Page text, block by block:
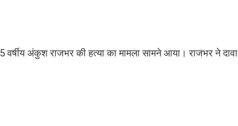
अंकुश राजभर की हत्या का मामला सामने आया। राजभर ने दावा